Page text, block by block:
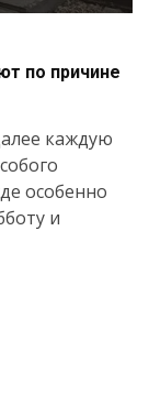
по причине
каждую
особенно
и